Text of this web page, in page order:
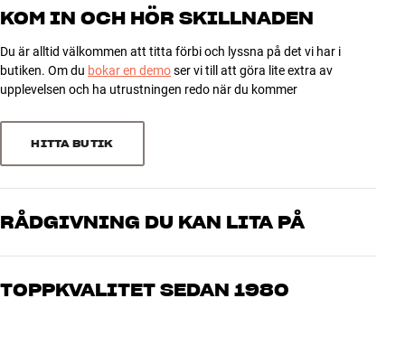
Vikt emballage (kg)
0,01
8 x 3 x 11 cm (bredd x höjd x
djup)
GENERELLA EGENSKAPER
Toslink – mini-toslink-adapter Färg: Svart
KOM IN OCH HÖR SKILLNADEN
Du är alltid välkommen att titta förbi och lyssna på det vi har i
butiken. Om du bokar en demoser vi till att göra lite extra av
upplevelsen och ha utrustningen redo när du kommer
HITTA BUTIK
RÅDGIVNING DU KAN LITA PÅ
Våra medarbetare är riktiga entusiaster som kan produkterna och
vad du drömmer om, så hjälper vi dig att hitta den lösning som
TOPPKVALITET SEDAN 1980